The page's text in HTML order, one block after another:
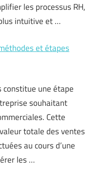
les processus RH,
intuitive et …
et étapes
constitue une étape
souhaitant
Cette
totale des ventes
au cours d’une
les …